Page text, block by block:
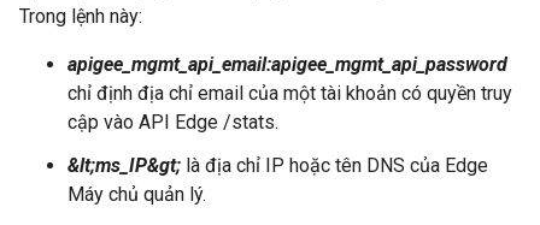
Trong lệnh này:
apigee_mgmt_api_email:apigee_mgmt_api_password
chỉ định địa chỉ email của một tài khoản có quyền truy
cập vào API Edge /stats.
&lt;ms_IP&gt; là địa chỉ IP hoặc tên DNS của Edge
Máy chủ quản lý.